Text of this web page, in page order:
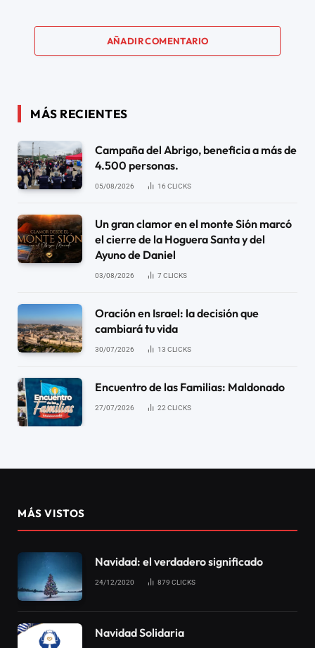
AÑADIR COMENTARIO
MÁS RECIENTES
Campaña del Abrigo, beneficia a más de
4.500 personas.
05/08/2026 16 CLICKS
Un gran clamor en el monte Sión marcó
el cierre de la Hoguera Santa y del
Ayuno de Daniel
03/08/2026 7 CLICKS
Oración en Israel: la decisión que
cambiará tu vida
30/07/2026 13 CLICKS
Encuentro de las Familias: Maldonado
27/07/2026 22 CLICKS
MÁS VISTOS
Navidad: el verdadero significado
24/12/2020 879 CLICKS
Navidad Solidaria